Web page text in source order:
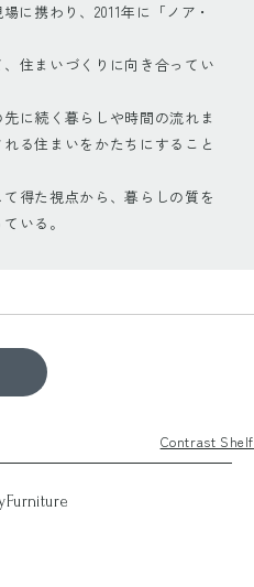
に携わり、2011年に「ノア・
住まいづくりに向き合ってい
に続く暮らしや時間の流れま
る住まいをかたちにすること
得た視点から、暮らしの質を
いる。
Contrast Shelf
Furniture